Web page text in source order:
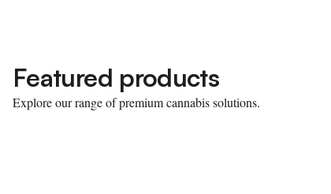
Featured products
Explore our range of premium cannabis solutions.